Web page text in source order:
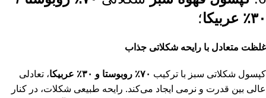
۳۰٪ عربیکا
؛
غلظت متعادل با رایحه شکلاتی جذاب
کپسول شکلاتی سبز با ترکیب ۷۰٪ روبوستا و ۳۰٪ عربیکا
، تعادلی
عالی بین قدرت و نرمی ایجاد می‌کند. رایحه طبیعی شکلات، در کنار